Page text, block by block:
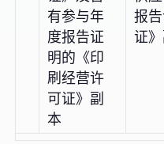
有参与年
度报告证
明的《印
刷经营许
可证》副
本
报
证